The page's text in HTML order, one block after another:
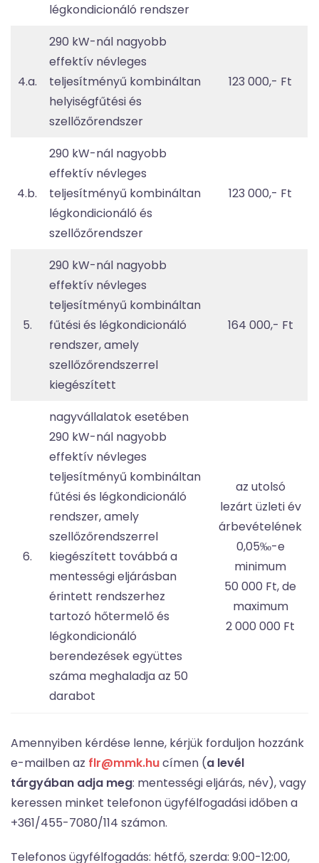
légkondicionáló rendszer
4.a.
290 kW-nál nagyobb
effektív névleges
teljesítményű kombináltan
helyiségfűtési és
szellőzőrendszer
123 000,- Ft
4.b.
290 kW-nál nagyobb
effektív névleges
teljesítményű kombináltan
légkondicionáló és
szellőzőrendszer
123 000,- Ft
5.
290 kW-nál nagyobb
effektív névleges
teljesítményű kombináltan
fűtési és légkondicionáló
rendszer, amely
szellőzőrendszerrel
kiegészített
164 000,- Ft
6.
nagyvállalatok esetében
290 kW-nál nagyobb
effektív névleges
teljesítményű kombináltan
fűtési és légkondicionáló
rendszer, amely
szellőzőrendszerrel
kiegészített továbbá a
mentességi eljárásban
érintett rendszerhez
tartozó hőtermelő és
légkondicionáló
berendezések együttes
száma meghaladja az 50
darabot
az utolsó
lezárt üzleti év
árbevételének
0,05‰-e
minimum
50 000 Ft, de
maximum
2 000 000 Ft
Amennyiben kérdése lenne, kérjük forduljon hozzánk
e-mailben az flr@mmk.hucímen (a levél
tárgyában adja meg: mentességi eljárás, név), vagy
keressen minket telefonon ügyfélfogadási időben a
+361/455-7080/114 számon.
Telefonos ügyfélfogadás: hétfő, szerda: 9:00-12:00,